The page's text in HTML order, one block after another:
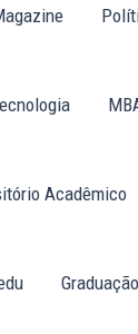
Acadêmico